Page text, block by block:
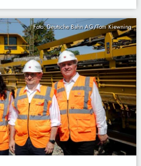
Foto: Deutsche Bahn AG/Tom Kiewning